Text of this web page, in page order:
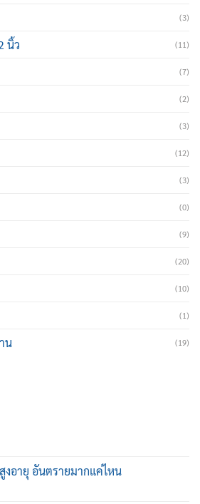
(3)
นิ้ว (11)
(7)
(2)
(3)
(12)
(3)
(0)
(9)
(20)
(10)
(1)
น (19)
งอายุ อันตรายมากแค่ไหน